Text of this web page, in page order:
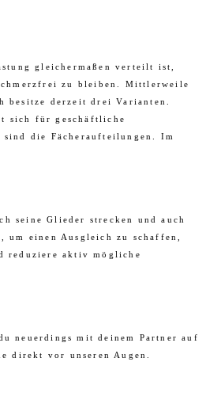
gleichermaßen verteilt ist,
zu bleiben. Mittlerweile
besitze derzeit drei Varianten.
sich für geschäftliche
die Fächeraufteilungen. Im
seine Glieder strecken und auch
einen Ausgleich zu schaffen,
reduziere aktiv mögliche
neuerdings mit deinem Partner auf
direkt vor unseren Augen.